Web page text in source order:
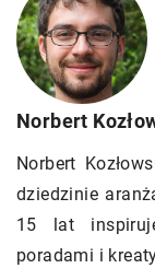
Norbert
Norbert
dziedzinie
15 lat
poradami i